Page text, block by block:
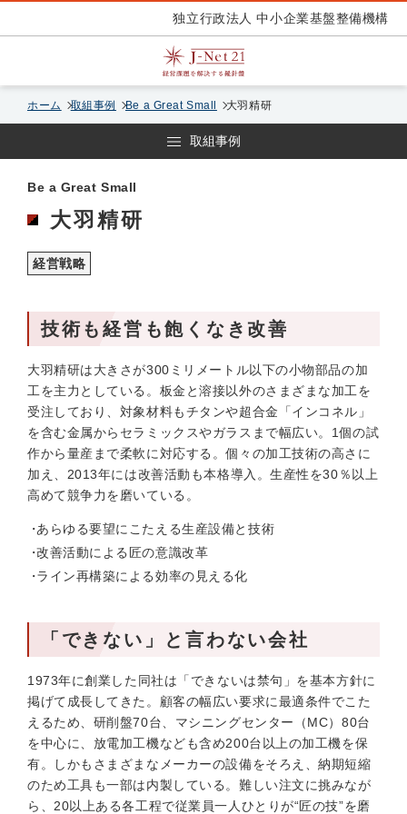
独立行政法人 中小企業基盤整備機構
ホーム 取組事例 Be a Great Small 大羽精研
取組事例
Be a Great Small
大羽精研
経営戦略
技術も経営も飽くなき改善
大羽精研は大きさが300ミリメートル以下の小物部品の加
工を主力としている。板金と溶接以外のさまざまな加工を
受注しており、対象材料もチタンや超合金「インコネル」
を含む金属からセラミックスやガラスまで幅広い。1個の試
作から量産まで柔軟に対応する。個々の加工技術の高さに
加え、2013年には改善活動も本格導入。生産性を30％以上
高めて競争力を磨いている。
あらゆる要望にこたえる生産設備と技術
改善活動による匠の意識改革
ライン再構築による効率の見える化
「できない」と言わない会社
1973年に創業した同社は「できないは禁句」を基本方針に
掲げて成長してきた。顧客の幅広い要求に最適条件でこた
えるため、研削盤70台、マシニングセンター（MC）80台
を中心に、放電加工機なども含め200台以上の加工機を保
有。しかもさまざまなメーカーの設備をそろえ、納期短縮
のため工具も一部は内製している。難しい注文に挑みなが
ら、20以上ある各工程で従業員一人ひとりが“匠の技”を磨